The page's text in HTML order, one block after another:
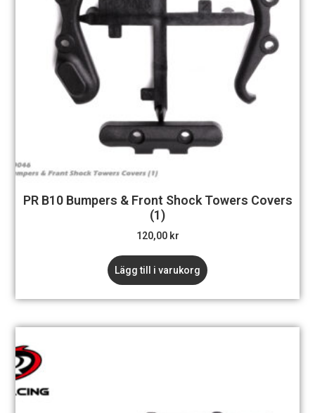
PR B10 Bumpers & Front Shock Towers Covers
(1)
120,00 kr
Lägg till i varukorg